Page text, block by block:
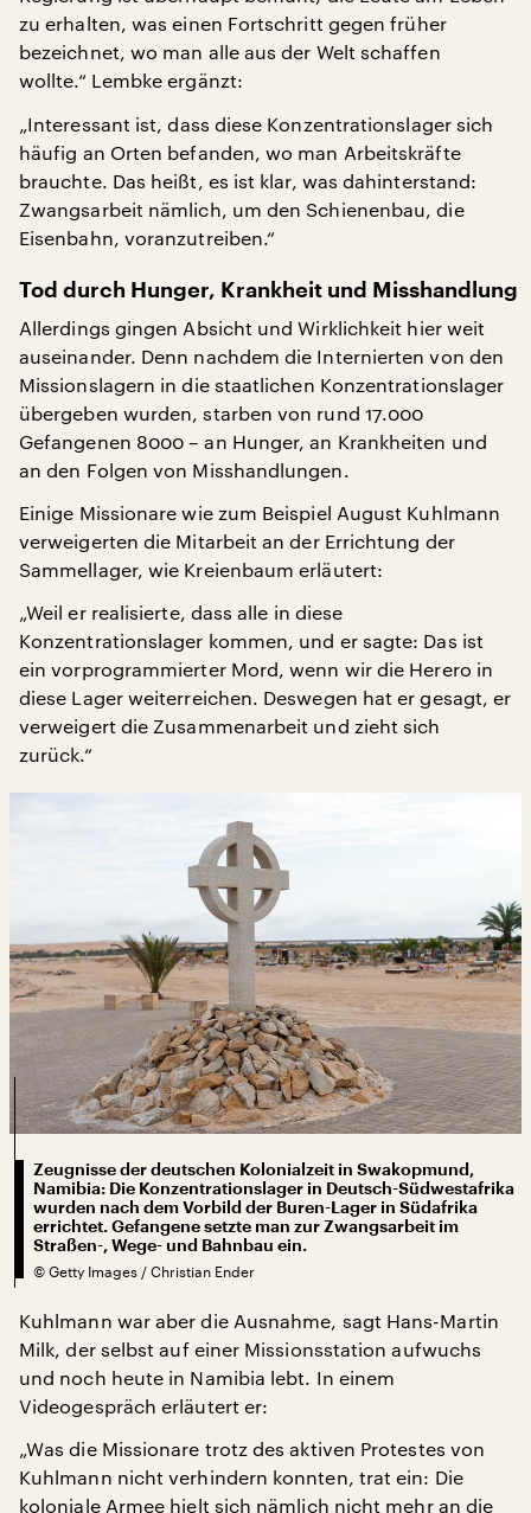
zu erhalten, was einen Fortschritt gegen früher
bezeichnet, wo man alle aus der Welt schaffen
wollte.“ Lembke ergänzt:
„Interessant ist, dass diese Konzentrationslager sich
häufig an Orten befanden, wo man Arbeitskräfte
brauchte. Das heißt, es ist klar, was dahinterstand:
Zwangsarbeit nämlich, um den Schienenbau, die
Eisenbahn, voranzutreiben.“
Tod durch Hunger, Krankheit und Misshandlung
Allerdings gingen Absicht und Wirklichkeit hier weit
auseinander. Denn nachdem die Internierten von den
Missionslagern in die staatlichen Konzentrationslager
übergeben wurden, starben von rund 17.000
Gefangenen 8000 – an Hunger, an Krankheiten und
an den Folgen von Misshandlungen.
Einige Missionare wie zum Beispiel August Kuhlmann
verweigerten die Mitarbeit an der Errichtung der
Sammellager, wie Kreienbaum erläutert:
„Weil er realisierte, dass alle in diese
Konzentrationslager kommen, und er sagte: Das ist
ein vorprogrammierter Mord, wenn wir die Herero in
diese Lager weiterreichen. Deswegen hat er gesagt, er
verweigert die Zusammenarbeit und zieht sich
zurück.“
Zeugnisse der deutschen Kolonialzeit in Swakopmund,
Namibia: Die Konzentrationslager in Deutsch-Südwestafrika
wurden nach dem Vorbild der Buren-Lager in Südafrika
errichtet. Gefangene setzte man zur Zwangsarbeit im
Straßen-, Wege- und Bahnbau ein.
© Getty Images / Christian Ender
Kuhlmann war aber die Ausnahme, sagt Hans-Martin
Milk, der selbst auf einer Missionsstation aufwuchs
und noch heute in Namibia lebt. In einem
Videogespräch erläutert er:
„Was die Missionare trotz des aktiven Protestes von
Kuhlmann nicht verhindern konnten, trat ein: Die
koloniale Armee hielt sich nämlich nicht mehr an die